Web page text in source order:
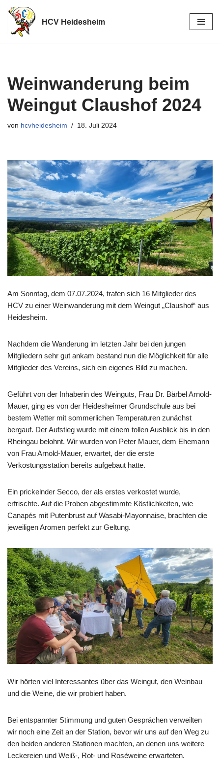
Zum
Inhalt
HCV Heidesheim
Weinwanderung beim
Weingut Claushof 2024
von hcvheidesheim 18. Juli 2024
Am Sonntag, dem 07.07.2024, trafen sich 16 Mitglieder des
HCV zu einer Weinwanderung mit dem Weingut „Claushof“ aus
Heidesheim.
Nachdem die Wanderung im letzten Jahr bei den jungen
Mitgliedern sehr gut ankam bestand nun die Möglichkeit für alle
Mitglieder des Vereins, sich ein eigenes Bild zu machen.
Geführt von der Inhaberin des Weinguts, Frau Dr. Bärbel Arnold-
Mauer, ging es von der Heidesheimer Grundschule aus bei
bestem Wetter mit sommerlichen Temperaturen zunächst
bergauf. Der Aufstieg wurde mit einem tollen Ausblick bis in den
Rheingau belohnt. Wir wurden von Peter Mauer, dem Ehemann
von Frau Arnold-Mauer, erwartet, der die erste
Verkostungsstation bereits aufgebaut hatte.
Ein prickelnder Secco, der als erstes verkostet wurde,
erfrischte. Auf die Proben abgestimmte Köstlichkeiten, wie
Canapés mit Putenbrust auf Wasabi-Mayonnaise, brachten die
jeweiligen Aromen perfekt zur Geltung.
Wir hörten viel Interessantes über das Weingut, den Weinbau
und die Weine, die wir probiert haben.
Bei entspannter Stimmung und guten Gesprächen verweilten
wir noch eine Zeit an der Station, bevor wir uns auf den Weg zu
den beiden anderen Stationen machten, an denen uns weitere
Leckereien und Weiß-, Rot- und Roséweine erwarteten.